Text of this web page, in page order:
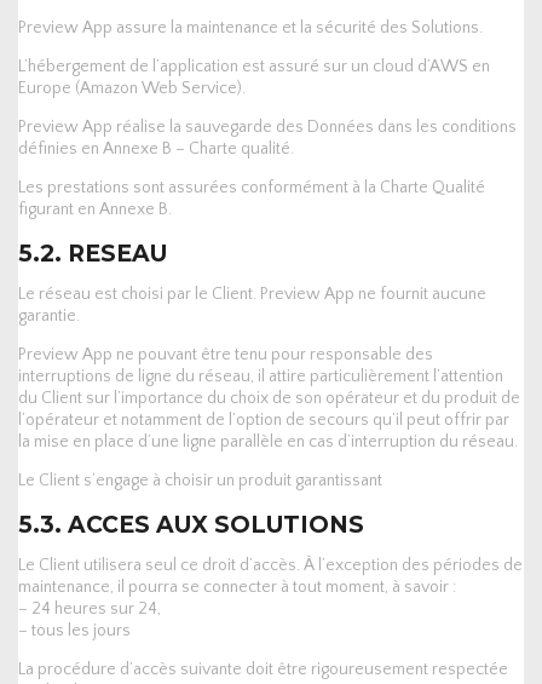
Preview App assure la maintenance et la sécurité des Solutions.
L’hébergement de l’application est assuré sur un cloud d’AWS en
Europe (Amazon Web Service).
Preview App réalise la sauvegarde des Données dans les conditions
définies en Annexe B – Charte qualité.
Les prestations sont assurées conformément à la Charte Qualité
figurant en Annexe B.
5.2. RESEAU
Le réseau est choisi par le Client. Preview App ne fournit aucune
garantie.
Preview App ne pouvant être tenu pour responsable des
interruptions de ligne du réseau, il attire particulièrement l’attention
du Client sur l’importance du choix de son opérateur et du produit de
l’opérateur et notamment de l’option de secours qu’il peut offrir par
la mise en place d’une ligne parallèle en cas d’interruption du réseau.
Le Client s’engage à choisir un produit garantissant
5.3. ACCES AUX SOLUTIONS
Le Client utilisera seul ce droit d’accès. À l’exception des périodes de
maintenance, il pourra se connecter à tout moment, à savoir :
– 24 heures sur 24,
– tous les jours
La procédure d’accès suivante doit être rigoureusement respectée